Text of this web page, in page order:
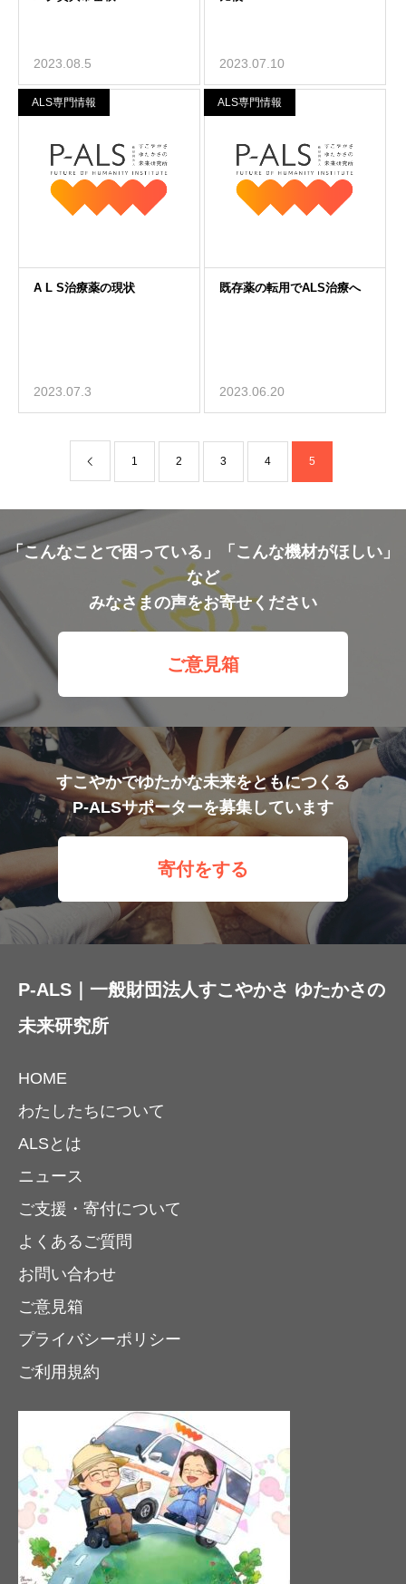
2023.08.5 2023.07.10
ALS専門情報
2023.07.3
ALS専門情報
2023.06.20
1 2 3 4 5
「こんなことで困っている」「こんな機材がほしい」
など
みなさまの声をお寄せください
ご意見箱
すこやかでゆたかな未来をともにつくる
P-ALSサポーターを募集しています
寄付をする
P-ALS｜一般財団法人すこやかさ ゆたかさの
未来研究所
HOME
わたしたちについて
ALSとは
ニュース
ご支援・寄付について
よくあるご質問
お問い合わせ
ご意見箱
プライバシーポリシー
ご利用規約